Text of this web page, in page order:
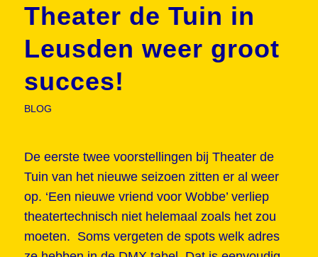
Theater de Tuin in
Leusden weer groot
succes!
BLOG
De eerste twee voorstellingen bij Theater de
Tuin van het nieuwe seizoen zitten er al weer
op. ‘Een nieuwe vriend voor Wobbe’ verliep
theatertechnisch niet helemaal zoals het zou
moeten. Soms vergeten de spots welk adres